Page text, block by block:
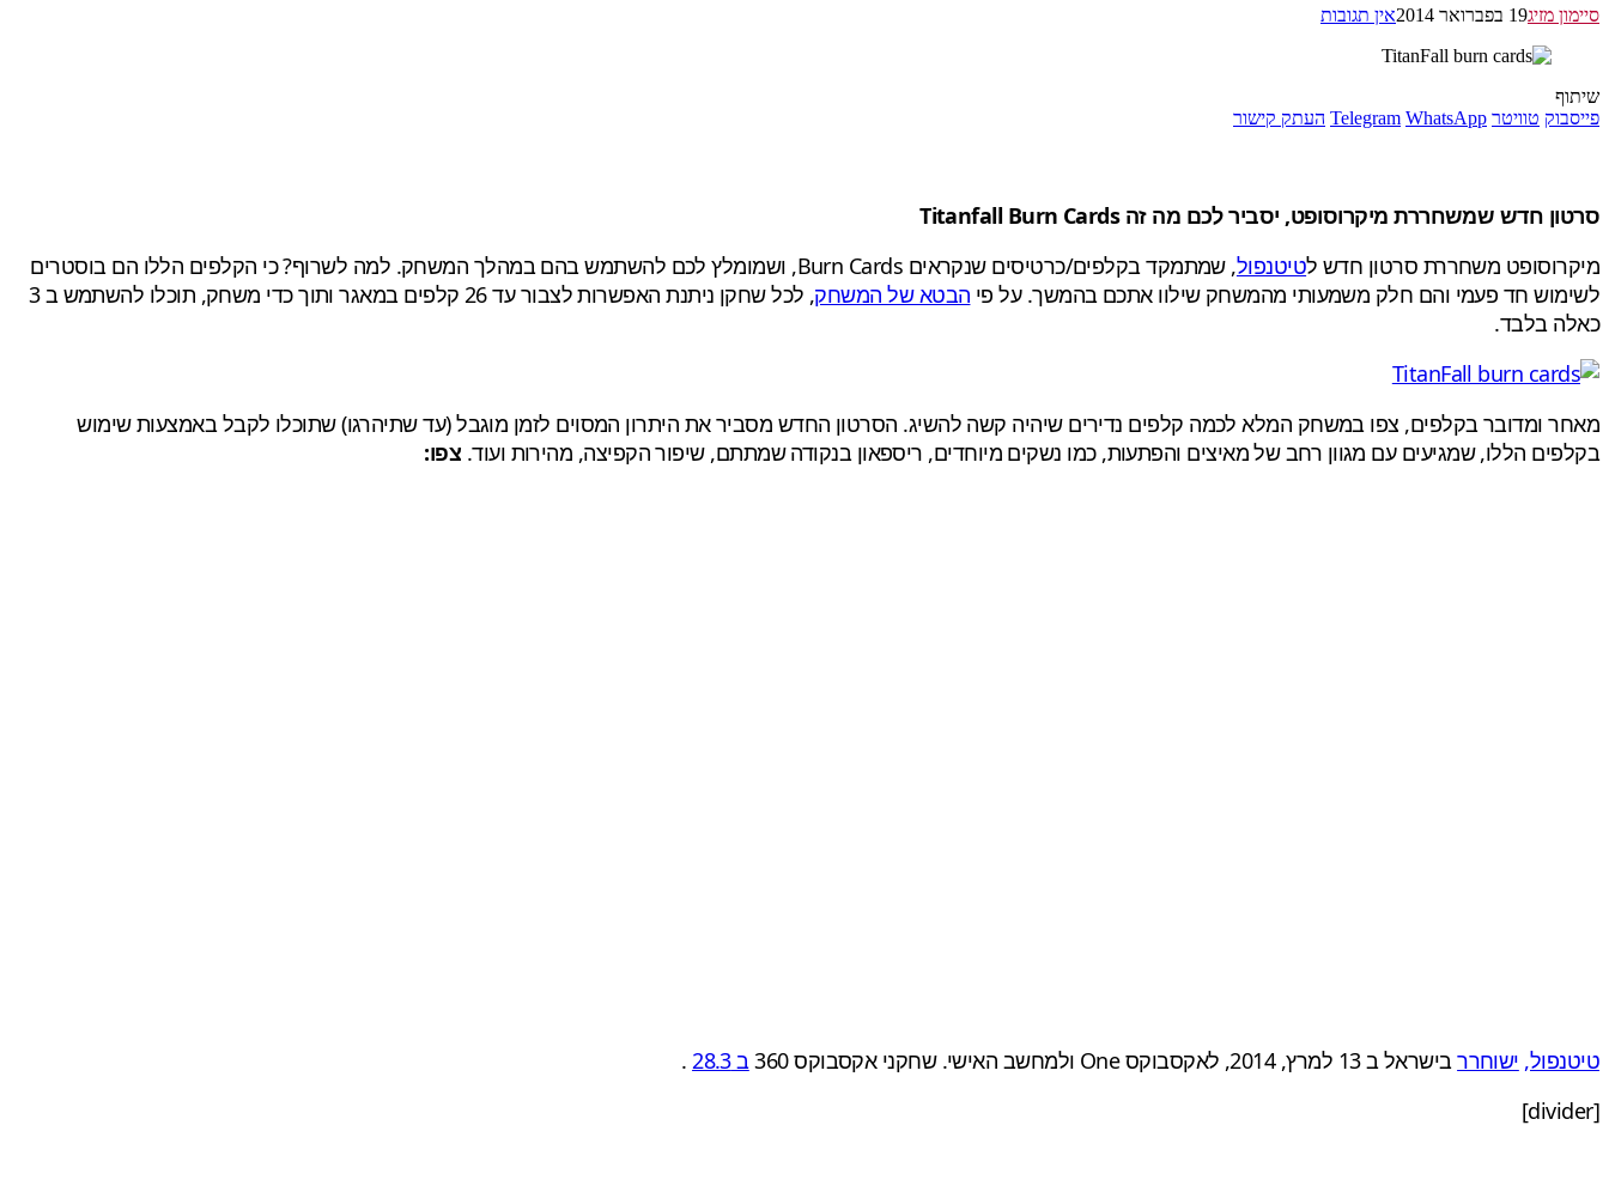
סיימון מזיג19 בפברואר 2014 אין תגובות
שיתוף
פייסבוק טוויטר Telegram WhatsApp העתק קישור
סרטון חדש שמשחררת מיקרוסופט, יסביר לכם מה זה Titanfall Burn Cards
מיקרוסופט משחררת סרטון חדש לטיטנפול
, שמתמקד בקלפים/כרטיסים שנקראים Burn Cards, ושמומלץ לכם להשתמש בהם במהלך המשחק. למה לשרוף? כי הקלפים הללו הם בוסטרים
לשימוש חד פעמי והם חלק משמעותי מהמשחק שילוו אתכם בהמשך. על פי הבטא של המשחק
, לכל שחקן ניתנת האפשרות לצבור עד 26 קלפים במאגר ותוך כדי משחק, תוכלו להשתמש ב 3
כאלה בלבד.
מאחר ומדובר בקלפים, צפו במשחק המלא לכמה קלפים נדירים שיהיה קשה להשיג. הסרטון החדש מסביר את היתרון המסוים לזמן מוגבל (עד שתיהרגו) שתוכלו לקבל באמצעות שימוש
בקלפים הללו, שמגיעים עם מגוון רחב של מאיצים והפתעות, כמו נשקים מיוחדים, ריספאון בנקודה שמתתם, שיפור הקפיצה, מהירות ועוד. צפו:
טיטנפול, ישוחררבישראל ב 13 למרץ, 2014, לאקסבוקס One ולמחשב האישי. שחקני אקסבוקס 360 ב 28.3
.
[divider]